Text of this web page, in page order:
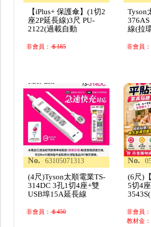
【iPlus+ 保護傘】(1切2
座2P延長線)3尺 PU-
2122(過載自動
非會員：＄185
Tyson
線(拉
非會員：
No. 63105071313
(4尺)Tyson太順電業TS-
314DC 3孔1切4座+雙
USB埠15A延長線
非會員：＄450
No.
(6尺)
5切4
非會員：
教材金